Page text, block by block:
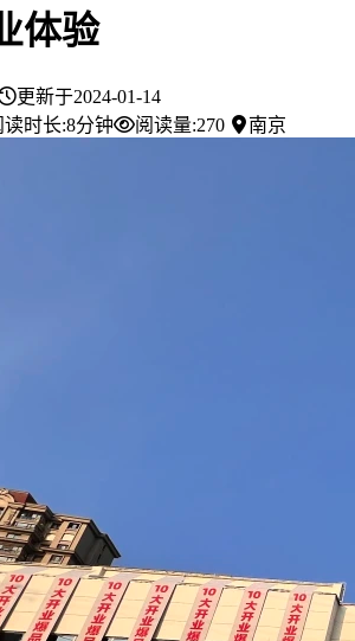
体验
更新于2024-01-14
读时长:8分钟 阅读量:270 南京